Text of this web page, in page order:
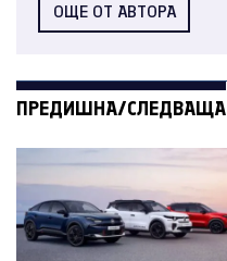
ОЩЕ ОТ АВТОРА
ПРЕДИШНА/СЛЕДВАЩА